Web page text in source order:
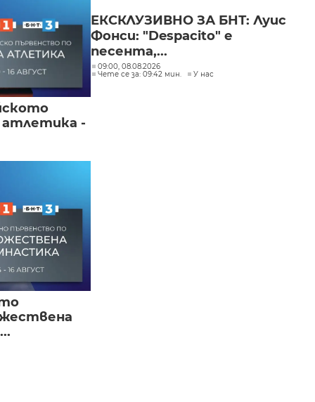
атлетика -
ЕКСКЛУЗИВНО ЗА БНТ: Луис
Фонси: "Despacito" е
песента,...
09:00, 08.08.2026
Чете се за: 09:42 мин.
У нас